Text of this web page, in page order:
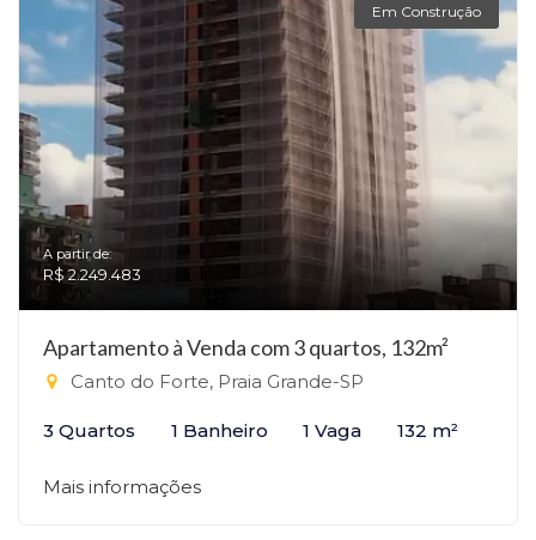
Em Construção
A partir de:
R$ 2.249.483
Apartamento à Venda com 3 quartos, 132m²
Canto do Forte, Praia Grande-SP
3 Quartos 1 Banheiro 1 Vaga 132 m²
Mais informações